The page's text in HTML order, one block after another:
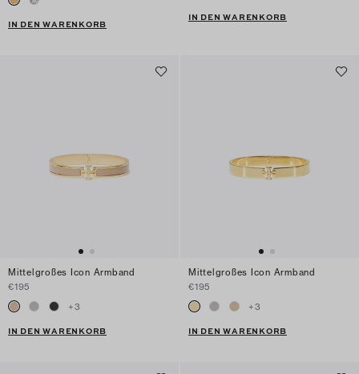
IN DEN WARENKORB
IN DEN WARENKORB
Mittelgroßes Icon Armband
€195
+3
IN DEN WARENKORB
Mittelgroßes Icon Armband
€195
+3
IN DEN WARENKORB